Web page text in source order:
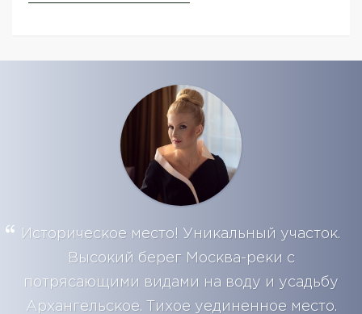
Историческое место! Уникальный участок.
Высокий берег Москва-реки с
потрясающими видами на воду и усадьбу
Архангельское. Тихое уединенное место.